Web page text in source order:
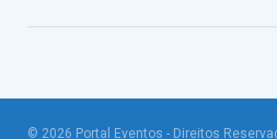
© 2026 Portal Eventos - Direitos